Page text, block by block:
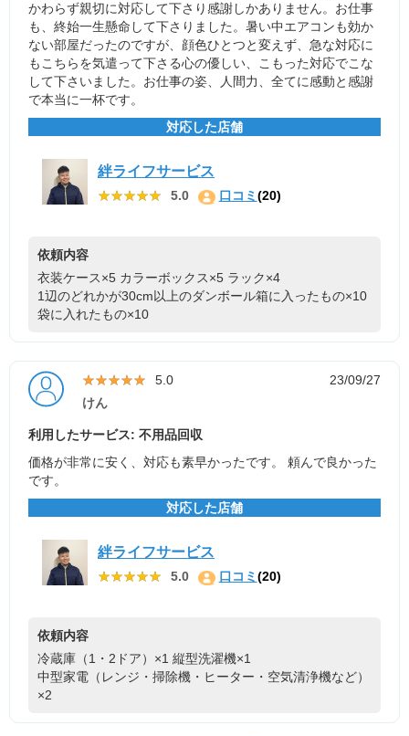
かわらず親切に対応して下さり感謝しかありません。お仕事
も、終始一生懸命して下さりました。暑い中エアコンも効か
ない部屋だったのですが、顔色ひとつと変えず、急な対応に
もこちらを気遣って下さる心の優しい、こもった対応でこな
して下さいました。お仕事の姿、人間力、全てに感動と感謝
で本当に一杯です。
対応した店舗
絆ライフサービス
★★★★★
★★★★★ 5.0 口コミ(20)
依頼内容
衣装ケース×5 カラーボックス×5 ラック×4
1辺のどれかが30cm以上のダンボール箱に入ったもの×10
袋に入れたもの×10
★★★★★
★★★★★ 5.0
23/09/27
けん
利用したサービス: 不用品回収
価格が非常に安く、対応も素早かったです。 頼んで良かった
です。
対応した店舗
絆ライフサービス
★★★★★
★★★★★ 5.0 口コミ(20)
依頼内容
冷蔵庫（1・2ドア）×1 縦型洗濯機×1
中型家電（レンジ・掃除機・ヒーター・空気清浄機など）
×2